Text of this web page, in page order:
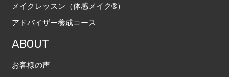
メイクレッスン（体感メイク®）
アドバイザー養成コース
ABOUT
お客様の声